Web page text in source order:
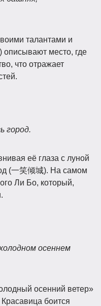
талантами и
место, где
что отражает
город.
её глаза с луной
(一笑倾城). На самом
Ли Бо, который,
осеннем
осенний ветер»
боится